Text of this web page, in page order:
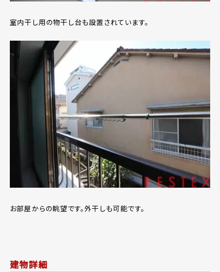
室内干し用の物干し台も設置されています。
お部屋からの眺望です。外干しも可能です。
建物詳細